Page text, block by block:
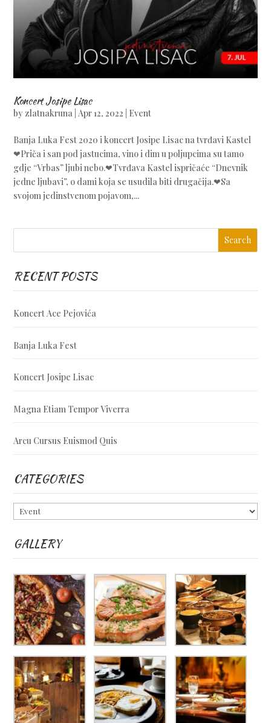
Koncert Josipe Lisac
by zlatnakruna Apr 12, 2022 Event
Banja Luka Fest 2020 i koncert Josipe Lisac na tvrđavi Kastel
❤Priča i san pod jastucima, vino i dim u poljupcima su tamo
gdje “Vrbas” ljubi nebo.❤Tvrđava Kastel ispričaće “Dnevnik
jedne ljubavi”, o dami koja se usudila biti drugačija.❤Sa
svojom jedinstvenom pojavom,...
RECENT POSTS
Koncert Ace Pejovića
Banja Luka Fest
Koncert Josipe Lisac
Magna Etiam Tempor Viverra
Arcu Cursus Euismod Quis
CATEGORIES
Categories
GALLERY